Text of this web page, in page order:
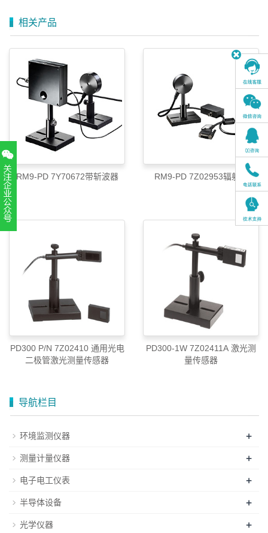
相关产品
RM9-PD 7Y70672带斩波器 RM9-PD 7Z02953辐射计
PD300 P/N 7Z02410 通用光电
二极管激光测量传感器
PD300-1W 7Z02411A 激光测
量传感器
导航栏目
环境监测仪器 +
测量计量仪器 +
电子电工仪表 +
半导体设备 +
光学仪器 +
010-52867771